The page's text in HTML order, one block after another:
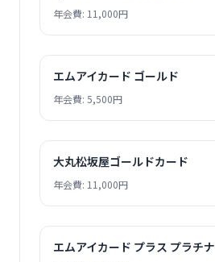
年会費: 11,000円
エムアイカード ゴールド
年会費: 5,500円
大丸松坂屋ゴールドカード
年会費: 11,000円
エムアイカード プラス プラチナ